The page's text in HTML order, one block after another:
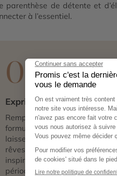
parenthèse de détente et
à l’essentiel.
01
Exprimez vos envies
Remplissez notre
formulaire en ligne et
laissez libre cours à vos
rêves de voyage :
inspirations, budget,
période idéale…